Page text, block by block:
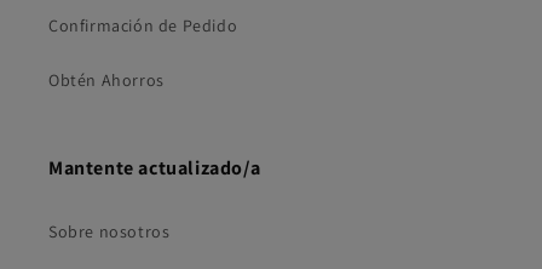
Confirmación de Pedido
Obtén Ahorros
Mantente actualizado/a
Sobre nosotros